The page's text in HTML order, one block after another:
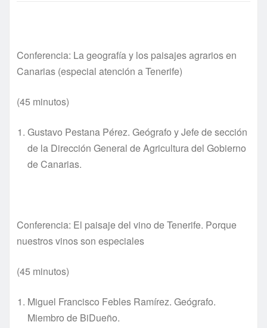
Conferencia: La geografía y los paisajes agrarios en
Canarias (especial atención a Tenerife)
(45 minutos)
Gustavo Pestana Pérez. Geógrafo y Jefe de sección
de la Dirección General de Agricultura del Gobierno
de Canarias.
Conferencia: El paisaje del vino de Tenerife. Porque
nuestros vinos son especiales
(45 minutos)
Miguel Francisco Febles Ramírez. Geógrafo.
Miembro de BiDueño.